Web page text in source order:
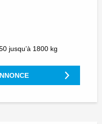
jusqu’à 1800 kg